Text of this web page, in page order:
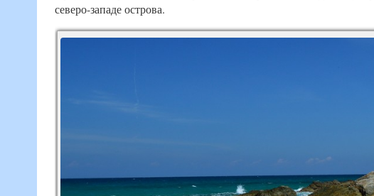
северо-западе острова.